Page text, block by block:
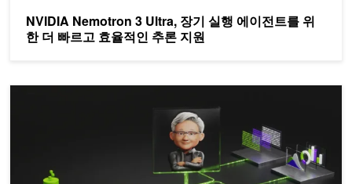
NVIDIA Nemotron 3 Ultra, 장기 실행 에이전트를 위
한 더 빠르고 효율적인 추론 지원
NVIDIA Nemotron으로 검색 증강 생성(RAG) 에이전트 구축하기